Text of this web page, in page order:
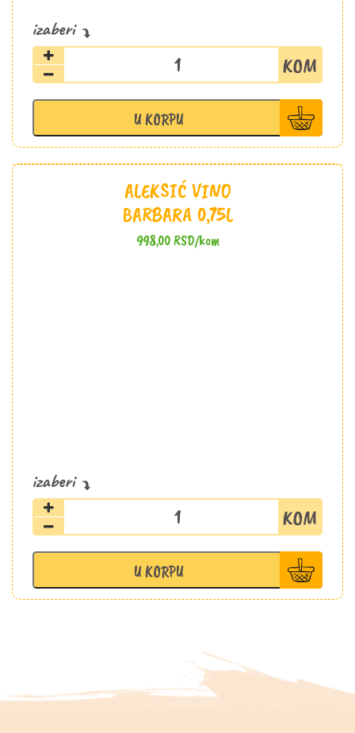
Potpis
Dunja
barik
čokanj
50ml
količina
U KORPU
ALEKSIĆ VINO
BARBARA 0,75L
998,00RSD/kom
Aleksić
vino
0,75l
količina
U KORPU